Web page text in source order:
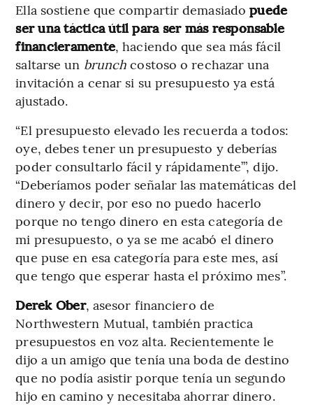
Ella sostiene que compartir demasiadopuede
ser una táctica útil para ser más responsable
financieramente, haciendo que sea más fácil
saltarse un brunch costoso o rechazar una
invitación a cenar si su presupuesto ya está
ajustado.
“El presupuesto elevado les recuerda a todos:
oye, debes tener un presupuesto y deberías
poder consultarlo fácil y rápidamente’”, dijo.
“Deberíamos poder señalar las matemáticas del
dinero y decir, por eso no puedo hacerlo
porque no tengo dinero en esta categoría de
mi presupuesto, o ya se me acabó el dinero
que puse en esa categoría para este mes, así
que tengo que esperar hasta el próximo mes”.
Derek Ober, asesor financiero de
Northwestern Mutual, también practica
presupuestos en voz alta. Recientemente le
dijo a un amigo que tenía una boda de destino
que no podía asistir porque tenía un segundo
hijo en camino y necesitaba ahorrar dinero.